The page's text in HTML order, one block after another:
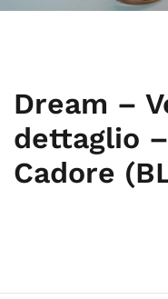
Dream –
dettaglio
Cadore